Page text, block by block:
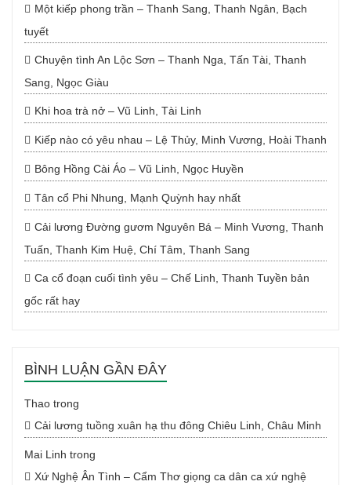
Một kiếp phong trần – Thanh Sang, Thanh Ngân, Bạch
tuyết
Chuyện tình An Lộc Sơn – Thanh Nga, Tấn Tài, Thanh
Sang, Ngọc Giàu
Khi hoa trà nở – Vũ Linh, Tài Linh
Kiếp nào có yêu nhau – Lệ Thủy, Minh Vương, Hoài Thanh
Bông Hồng Cài Áo – Vũ Linh, Ngọc Huyền
Tân cổ Phi Nhung, Mạnh Quỳnh hay nhất
Cải lương Đường gươm Nguyên Bá – Minh Vương, Thanh
Tuấn, Thanh Kim Huệ, Chí Tâm, Thanh Sang
Ca cổ đoạn cuối tình yêu – Chế Linh, Thanh Tuyền bản
gốc rất hay
BÌNH LUẬN GẦN ĐÂY
Thao trong
Cải lương tuồng xuân hạ thu đông Chiêu Linh, Châu Minh
Mai Linh trong
Xứ Nghệ Ân Tình – Cẩm Thơ giọng ca dân ca xứ nghệ